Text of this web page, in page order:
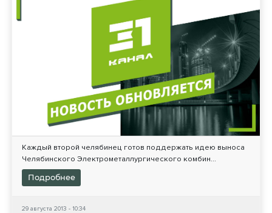
Каждый второй челябинец готов поддержать идею выноса
Челябинского Электрометаллургического комбин...
Подробнее
29 августа 2013 - 10:34